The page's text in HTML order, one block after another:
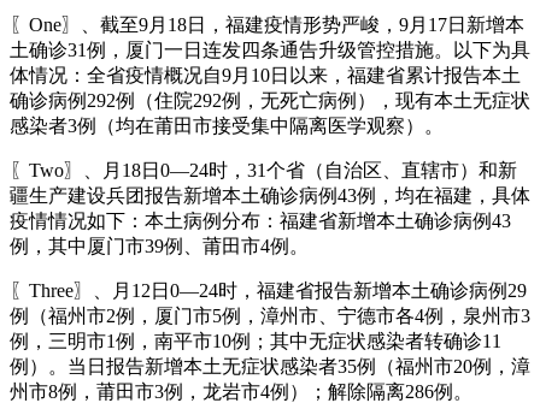
〖One〗、截至9月18日，福建疫情形势严峻，9月17日新增本
土确诊31例，厦门一日连发四条通告升级管控措施。以下为具
体情况：全省疫情概况自9月10日以来，福建省累计报告本土
确诊病例292例（住院292例，无死亡病例），现有本土无症状
感染者3例（均在莆田市接受集中隔离医学观察）。
〖Two〗、月18日0—24时，31个省（自治区、直辖市）和新
疆生产建设兵团报告新增本土确诊病例43例，均在福建，具体
疫情情况如下：本土病例分布：福建省新增本土确诊病例43
例，其中厦门市39例、莆田市4例。
〖Three〗、月12日0—24时，福建省报告新增本土确诊病例29
例（福州市2例，厦门市5例，漳州市、宁德市各4例，泉州市3
例，三明市1例，南平市10例；其中无症状感染者转确诊11
例）。当日报告新增本土无症状感染者35例（福州市20例，漳
州市8例，莆田市3例，龙岩市4例）；解除隔离286例。